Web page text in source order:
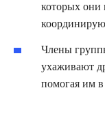
которых
Члены
ухаживают
помогая им